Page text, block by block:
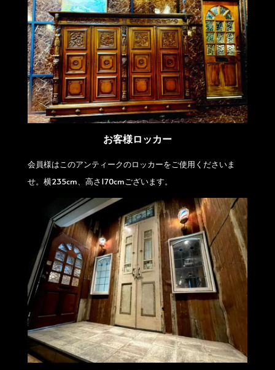
お客様ロッカー
会員様はこのアンティークのロッカーをご使用くださいま
せ。横235cm、高さ170cmございます。